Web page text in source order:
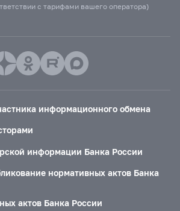
с тарифами вашего оператора)
информационного обмена
информации Банка России
нормативных актов Банка
актов Банка России